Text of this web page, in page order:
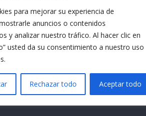
para mejorar su experiencia de
anuncios o contenidos
y analizar nuestro tráfico. Al hacer clic en
usted da su consentimiento a nuestro uso
Rechazar todo Aceptar todo
Teléfono: 953 56 83 66
Mañana: De Lunes a Viernes
9:30 a 13:30
16:30 a 18:30